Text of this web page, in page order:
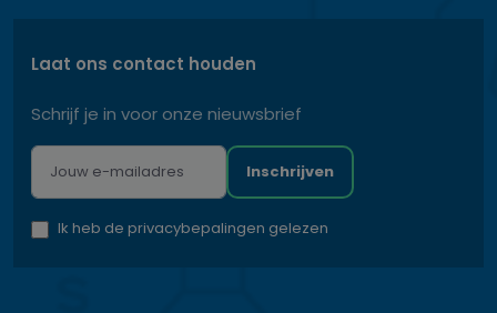
Laat ons contact houden
Schrijf je in voor onze nieuwsbrief
Inschrijven
Ik heb de privacybepalingen gelezen